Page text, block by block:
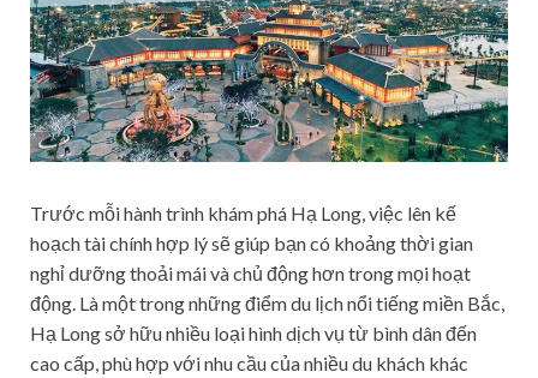
Trước mỗi hành trình khám phá Hạ Long, việc lên kế
hoạch tài chính hợp lý sẽ giúp bạn có khoảng thời gian
nghỉ dưỡng thoải mái và chủ động hơn trong mọi hoạt
động. Là một trong những điểm du lịch nổi tiếng miền Bắc,
Hạ Long sở hữu nhiều loại hình dịch vụ từ bình dân đến
cao cấp, phù hợp với nhu cầu của nhiều du khách khác